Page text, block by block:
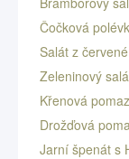
Čočková
Salát z
Zeleninový
Křenová
Drožďová
Jarní špenát s